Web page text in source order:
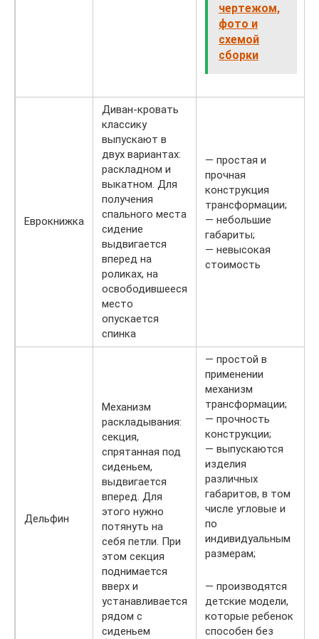
чертежом,
фото и
схемой
сборки
Еврокнижка
Диван-кровать
классику
выпускают в
двух вариантах:
раскладном и
выкатном. Для
получения
спального места
сидение
выдвигается
вперед на
роликах, на
освободившееся
место
опускается
спинка
— простая и
прочная
конструкция
трансформации;
— небольшие
габариты;
— невысокая
стоимость
Дельфин
Механизм
раскладывания:
секция,
спрятанная под
сиденьем,
выдвигается
вперед. Для
этого нужно
потянуть на
себя петли. При
этом секция
поднимается
вверх и
устанавливается
рядом с
сиденьем
— простой в
применении
механизм
трансформации;
— прочность
конструкции;
— выпускаются
изделия
различных
габаритов, в том
числе угловые и
по
индивидуальным
размерам;
— производятся
детские модели,
которые ребенок
способен без